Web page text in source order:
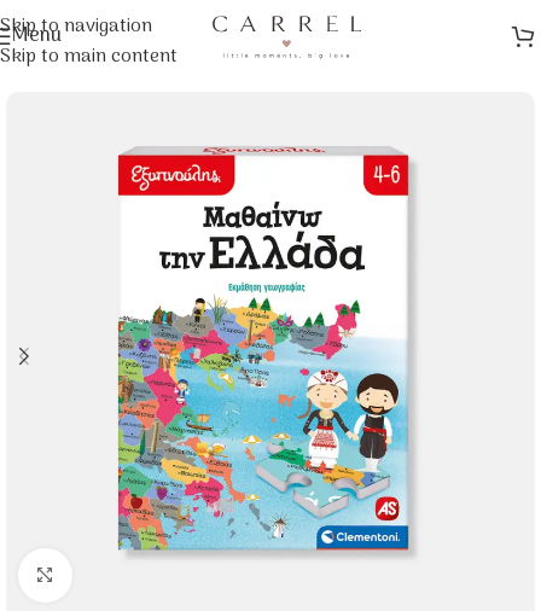
Skip to navigation
Skip to main content
Menu
Αρχική σελίδα/Παιχνίδια /Εκπαιδευτικά